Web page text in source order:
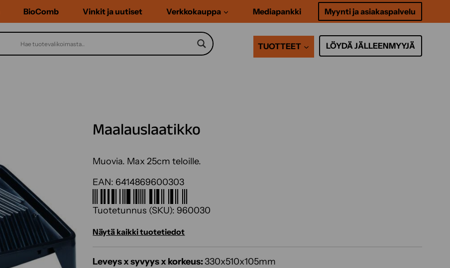
BioComb Vinkit ja uutiset Verkkokauppa Mediapankki Myynti ja asiakaspalvelu
TUOTTEET LÖYDÄ JÄLLEENMYYJÄ
Maalauslaatikko
Muovia. Max 25cm teloille.
EAN: 6414869600303
Tuotetunnus (SKU): 960030
Näytä kaikki tuotetiedot
Leveys x syvyys x korkeus:330x510x105mm